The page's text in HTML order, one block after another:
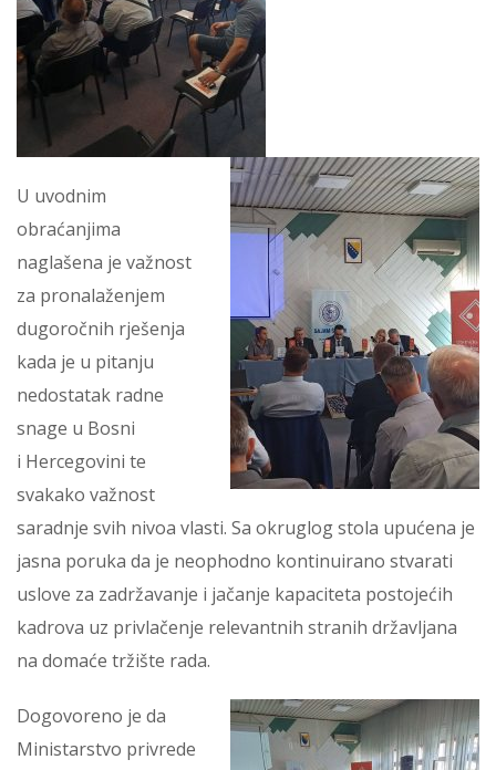
U uvodnim
obraćanjima
naglašena je važnost
za pronalaženjem
dugoročnih rješenja
kada je u pitanju
nedostatak radne
snage u Bosni
i Hercegovini te
svakako važnost
saradnje svih nivoa vlasti. Sa okruglog stola upućena je
jasna poruka da je neophodno kontinuirano stvarati
uslove za zadržavanje i jačanje kapaciteta postojećih
kadrova uz privlačenje relevantnih stranih državljana
na domaće tržište rada.
Dogovoreno je da
Ministarstvo privrede